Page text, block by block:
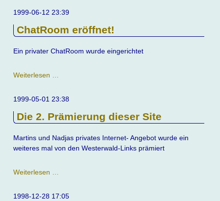
1999-06-12 23:39
ChatRoom eröffnet!
Ein privater ChatRoom wurde eingerichtet
Weiterlesen …
1999-05-01 23:38
Die 2. Prämierung dieser Site
Martins und Nadjas privates Internet- Angebot wurde ein
weiteres mal von den Westerwald-Links prämiert
Weiterlesen …
Prämierung
1998-12-28 17:05